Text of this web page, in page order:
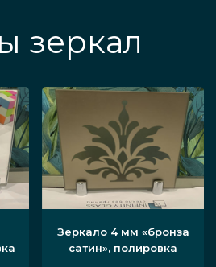
зеркал
Зеркало 4 мм «бронза
сатин», полировка